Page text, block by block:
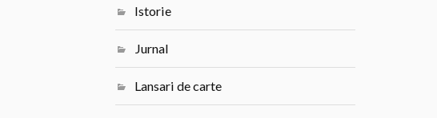
Istorie
Jurnal
Lansari de carte